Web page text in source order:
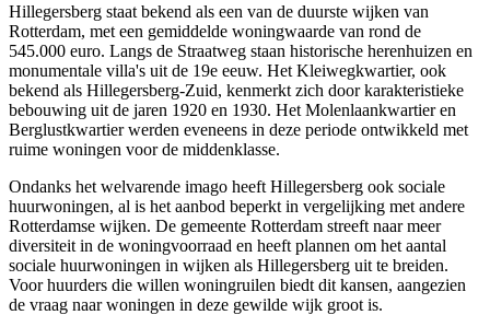
Hillegersberg staat bekend als een van de duurste wijken van
Rotterdam, met een gemiddelde woningwaarde van rond de
545.000 euro. Langs de Straatweg staan historische herenhuizen en
monumentale villa's uit de 19e eeuw. Het Kleiwegkwartier, ook
bekend als Hillegersberg-Zuid, kenmerkt zich door karakteristieke
bebouwing uit de jaren 1920 en 1930. Het Molenlaankwartier en
Berglustkwartier werden eveneens in deze periode ontwikkeld met
ruime woningen voor de middenklasse.
Ondanks het welvarende imago heeft Hillegersberg ook sociale
huurwoningen, al is het aanbod beperkt in vergelijking met andere
Rotterdamse wijken. De gemeente Rotterdam streeft naar meer
diversiteit in de woningvoorraad en heeft plannen om het aantal
sociale huurwoningen in wijken als Hillegersberg uit te breiden.
Voor huurders die willen woningruilen biedt dit kansen, aangezien
de vraag naar woningen in deze gewilde wijk groot is.